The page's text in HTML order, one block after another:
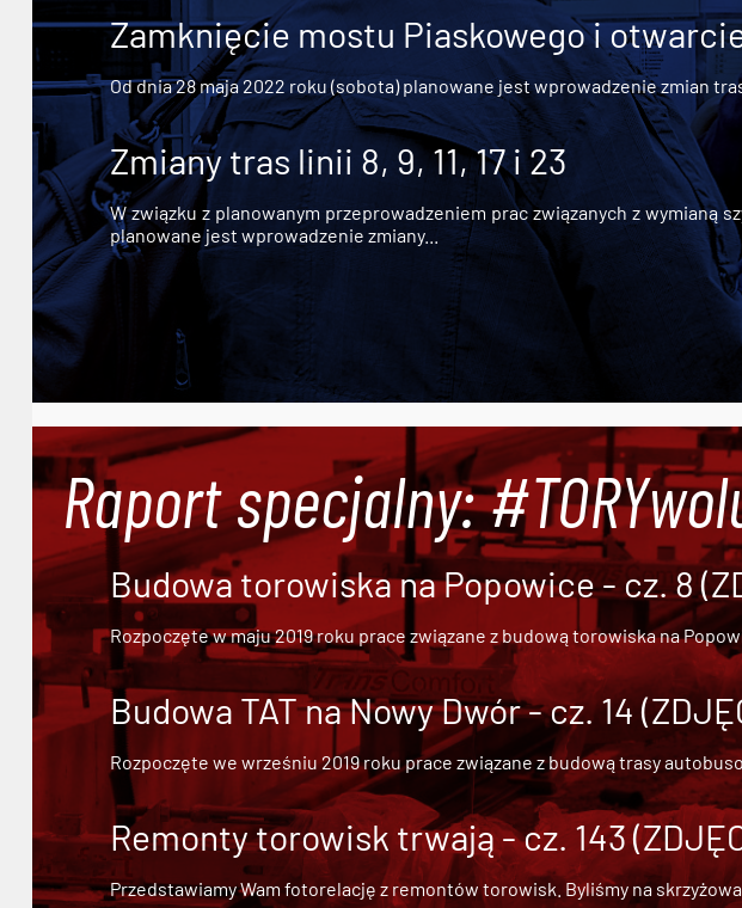
Zamknięcie mostu Piaskowego i
Od dnia 28 maja 2022 roku (sobota) planowane jest wprowadzenie zmian
Zmiany tras linii 8, 9, 11, 17 i 23
W związku z planowanym przeprowadzeniem prac związanych z
planowane jest wprowadzenie zmiany...
Raport specjalny:
Budowa torowiska na Popowice - cz. 8
Rozpoczęte w maju 2019 roku prace związane z budową torowiska na
Budowa TAT na Nowy Dwór - cz. 14
Rozpoczęte we wrześniu 2019 roku prace związane zbudową trasy
Remonty torowisk trwają - cz. 143
Przedstawiamy Wam fotorelację z remontów torowisk. Byliśmy na